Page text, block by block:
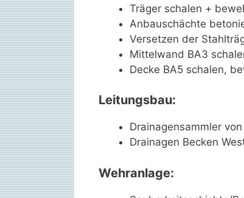
Träger schalen +
Anbauschächte
Versetzen der
Mittelwand BA3
Decke BA5 schalen,
Leitungsbau:
Drainagensammler
Drainagen Becken
Wehranlage: